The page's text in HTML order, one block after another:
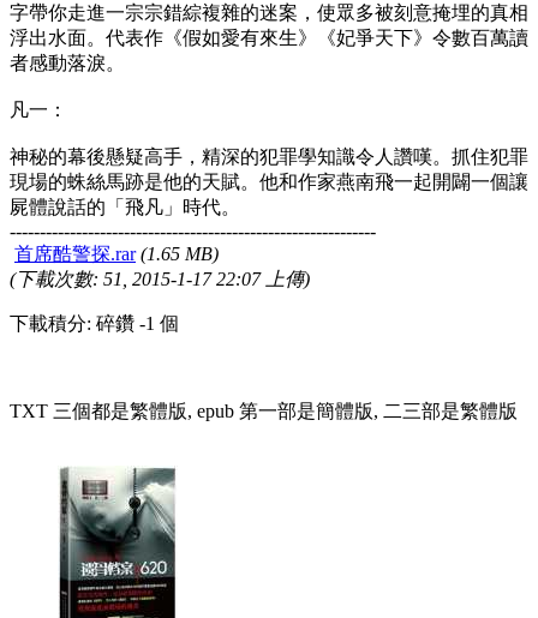
字帶你走進一宗宗錯綜複雜的迷案，使眾多被刻意掩埋的真相
浮出水面。代表作《假如愛有來生》《妃爭天下》令數百萬讀
者感動落淚。
凡一：
神秘的幕後懸疑高手，精深的犯罪學知識令人讚嘆。抓住犯罪
現場的蛛絲馬跡是他的天賦。他和作家燕南飛一起開闢一個讓
屍體說話的「飛凡」時代。
-------------------------------------------------------------
首席酷警探.rar (1.65 MB)
(下載次數: 51, 2015-1-17 22:07 上傳)
下載積分: 碎鑽 -1 個
TXT 三個都是繁體版, epub 第一部是簡體版, 二三部是繁體版